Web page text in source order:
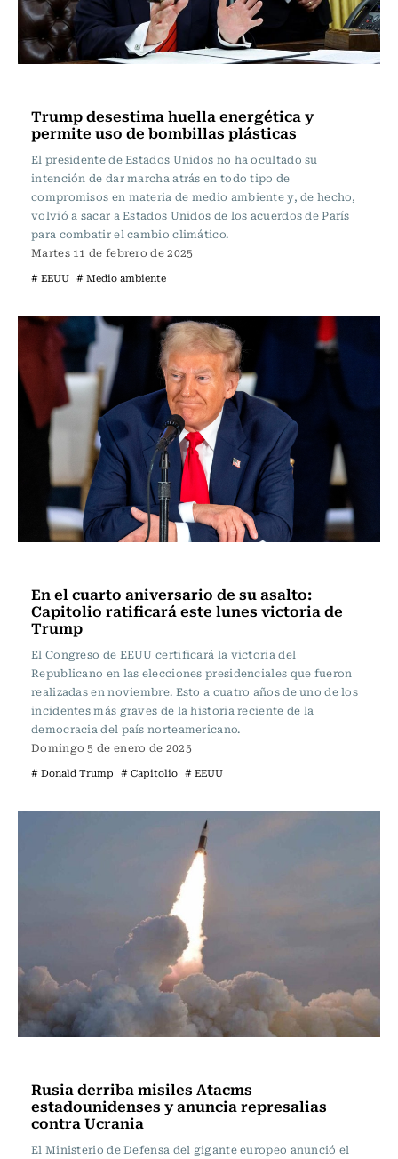
Trump desestima huella energética y
permite uso de bombillas plásticas
El presidente de Estados Unidos no ha ocultado su
intención de dar marcha atrás en todo tipo de
compromisos en materia de medio ambiente y, de hecho,
volvió a sacar a Estados Unidos de los acuerdos de París
para combatir el cambio climático.
Martes 11 de febrero de 2025
# EEUU # Medio ambiente
En el cuarto aniversario de su asalto:
Capitolio ratificará este lunes victoria de
Trump
El Congreso de EEUU certificará la victoria del
Republicano en las elecciones presidenciales que fueron
realizadas en noviembre. Esto a cuatro años de uno de los
incidentes más graves de la historia reciente de la
democracia del país norteamericano.
Domingo 5 de enero de 2025
# Donald Trump # Capitolio # EEUU
Rusia derriba misiles Atacms
estadounidenses y anuncia represalias
contra Ucrania
El Ministerio de Defensa del gigante europeo anunció el